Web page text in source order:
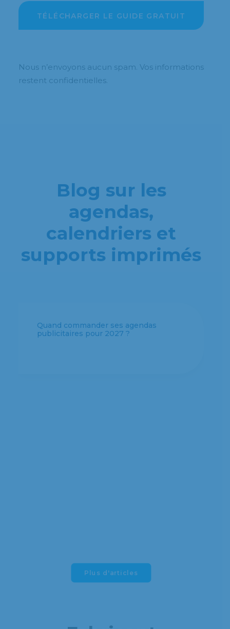
Nous n’envoyons aucun spam. Vos informations
restent confidentielles.
Blog sur les
agendas,
calendriers et
supports imprimés
Quel format d’agenda personnalisé
choisir pour votre entreprise ?
Plus d'articles